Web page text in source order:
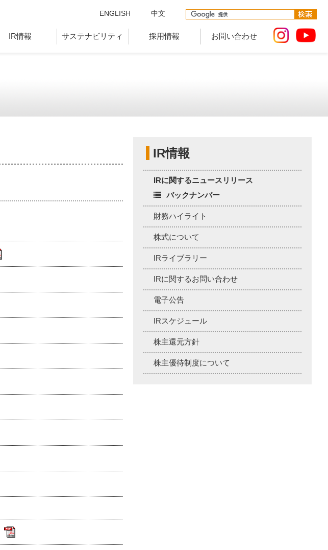
ENGLISH 中文
IR情報 サステナビリティ 採用情報 お問い合わせ
IR情報
IRに関するニュースリリース
バックナンバー
財務ハイライト
株式について
IRライブラリー
IRに関するお問い合わせ
電子公告
IRスケジュール
株主還元方針
株主優待制度について